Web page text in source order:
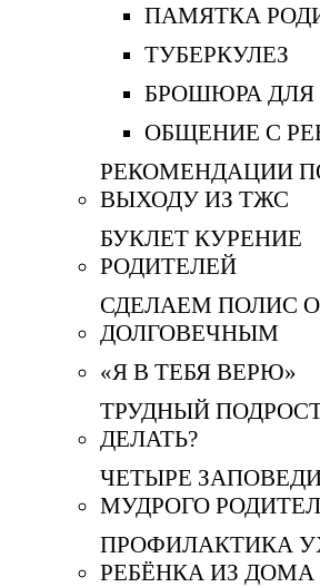
ПАМЯТКА
ТУБЕРКУЛЕЗ
БРОШЮРА ДЛЯ
ОБЩЕНИЕ С
РЕКОМЕНДАЦИИ
ВЫХОДУ ИЗ ТЖС
БУКЛЕТ КУРЕНИЕ
РОДИТЕЛЕЙ
СДЕЛАЕМ ПОЛИС
ДОЛГОВЕЧНЫМ
«Я В ТЕБЯ ВЕРЮ»
ТРУДНЫЙ
ДЕЛАТЬ?
ЧЕТЫРЕ
МУДРОГО
ПРОФИЛАКТИКА
РЕБЁНКА ИЗ ДОМА